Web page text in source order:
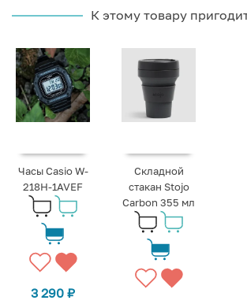
К этому товару
Часы Casio W-
218H-1AVEF
3 290₽
Складной
стакан Stojo
Carbon 355 мл